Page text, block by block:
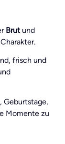
Brut und
frisch und
Geburtstage,
Momente zu